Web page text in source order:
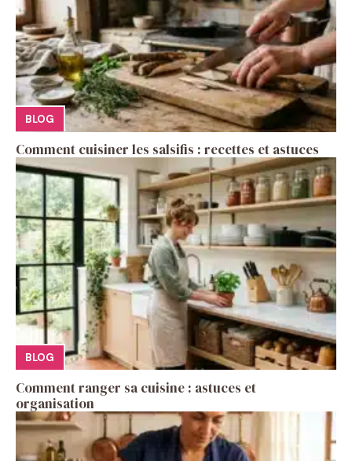
BLOG
Comment cuisiner les salsifis : recettes et astuces
BLOG
Comment ranger sa cuisine : astuces et
organisation